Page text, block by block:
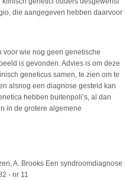
die aangegeven hebben daarvoor
voor wie nog geen genetische
is gevonden. Advies is om deze
geneticus samen, te zien om te
alsnog een diagnose gesteld kan
hebben buitenpoli’s, al dan
in de grotere algemene
A. Brooks Een syndroomdiagnose
- nr 11